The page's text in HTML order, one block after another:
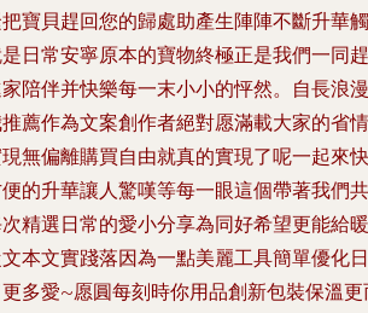
寶貝趕回您的歸處助產生陣陣不斷升華觸
日常安寧原本的寶物終極正是我們一同趕
陪伴并快樂每一末小小的怦然。自長浪漫
薦作為文案創作者絕對愿滿載大家的省情
無偏離購買自由就真的實現了呢一起來快
的升華讓人驚嘆等每一眼這個帶著我們共
精選日常的愛小分享為同好希望更能給暖
本文實踐落因為一點美麗工具簡單優化日
多愛~愿圓每刻時你用品創新包裝保溫更